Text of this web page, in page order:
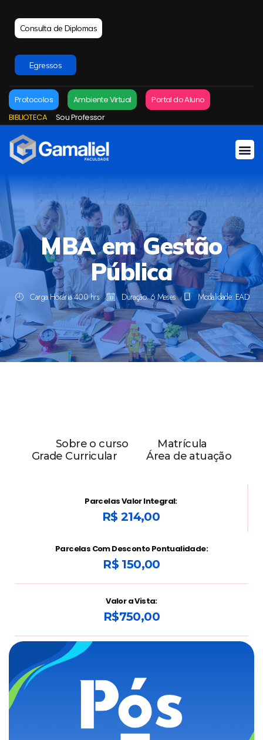
Consulta de Diplomas
Egressos
Protocolos Ambiente Virtual
Portal do Aluno
BIBLIOTECA
Sou Professor
MBA em Gestão
Pública
Carga Horária 400 hrs Duração: 6 Meses Modalidade: EAD
Sobre o curso
Matrícula
Grade Curricular
Área de atuação
Parcelas Valor Integral:
R$ 214,00
Parcelas Com Desconto Pontualidade:
R$ 150,00
Valor a Vista:
R$750,00